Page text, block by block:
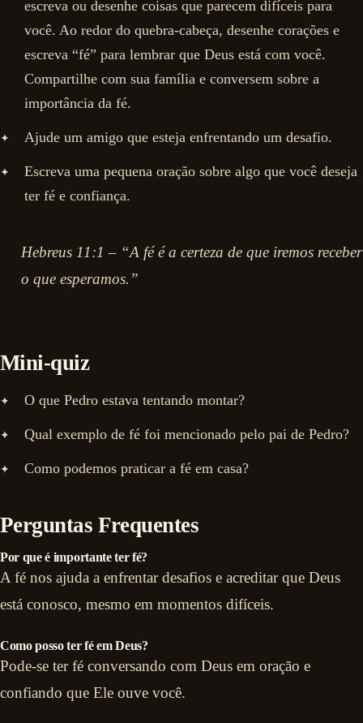
escreva ou desenhe coisas que parecem difíceis para
você. Ao redor do quebra-cabeça, desenhe corações e
escreva “fé” para lembrar que Deus está com você.
Compartilhe com sua família e conversem sobre a
importância da fé.
Ajude um amigo que esteja enfrentando um desafio.
Escreva uma pequena oração sobre algo que você deseja
ter fé e confiança.
Hebreus 11:1 – “A fé é a certeza de que iremos receber
o que esperamos.”
Mini-quiz
O que Pedro estava tentando montar?
Qual exemplo de fé foi mencionado pelo pai de Pedro?
Como podemos praticar a fé em casa?
Perguntas Frequentes
Por que é importante ter fé?
A fé nos ajuda a enfrentar desafios e acreditar que Deus
está conosco, mesmo em momentos difíceis.
Como posso ter fé em Deus?
Pode-se ter fé conversando com Deus em oração e
confiando que Ele ouve você.